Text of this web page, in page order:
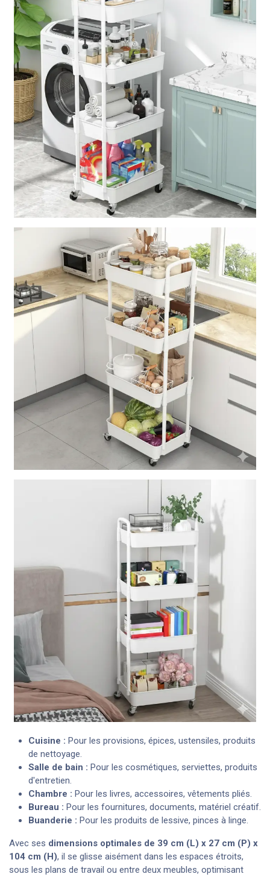
Cuisine : Pour les provisions, épices, ustensiles, produits
de nettoyage.
Salle de bain : Pour les cosmétiques, serviettes, produits
d'entretien.
Chambre : Pour les livres, accessoires, vêtements pliés.
Bureau : Pour les fournitures, documents, matériel créatif.
Buanderie : Pour les produits de lessive, pinces à linge.
Avec ses dimensions optimales de 39 cm (L) x 27 cm (P) x
104 cm (H), il se glisse aisément dans les espaces étroits,
sous les plans de travail ou entre deux meubles, optimisant